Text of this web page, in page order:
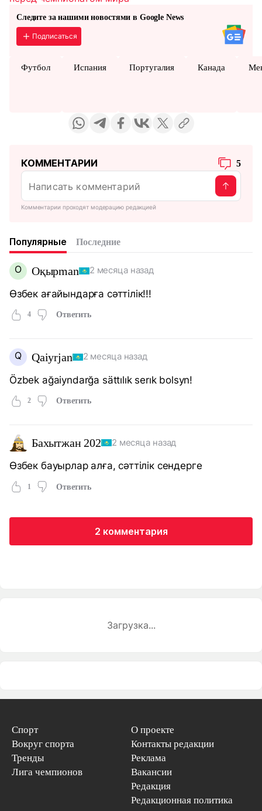
Следите за нашими новостями в Google News
Подписаться
Футбол Испания Португалия Канада
КОММЕНТАРИИ 5
Комментарии проходят модерацию редакцией
Популярные Последние
О Оқырman 2 месяца назад
Өзбек ағайындарға сәттілік!!!
4 Ответить
Q Qaiyrjan 2 месяца назад
Özbek ağaiyndarğa sättılık serık bolsyn!
2 Ответить
Бахытжан 202 2 месяца назад
Өзбек бауырлар алға, сәттілік сендерге
1 Ответить
2 комментария
Загрузка...
Спорт
Вокруг спорта
Тренды
Лига чемпионов
О проекте
Контакты редакции
Реклама
Вакансии
Редакция
Редакционная политика